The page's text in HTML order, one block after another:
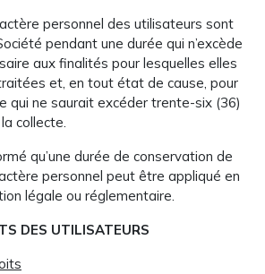
personnel des utilisateurs sont
pendant une durée qui n’excède
aux finalités pour lesquelles elles
et, en tout état de cause, pour
qui ne saurait excéder trente-six (36)
collecte.
qu’une durée de conservation de
personnel peut être appliqué en
légale ou réglementaire.
DES UTILISATEURS